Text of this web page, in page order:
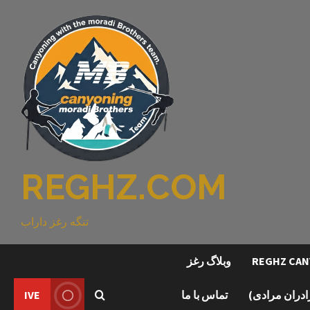
REGHZ.COM
تنگه رغز داراب
وبلاگ رغز
مرادی) تماس با ما IVE